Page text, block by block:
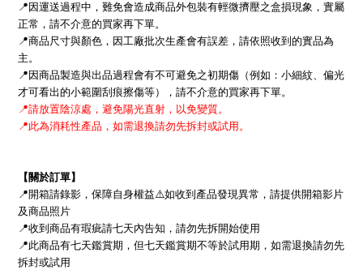
📍 因運送過程中，難免會造成商品外包裝有輕微擠壓之盒損現象，實屬
正常，請不介意的買家再下單。
📍商品尺寸與顏色，因工廠批次生產會有誤差，請依照收到的實品為
主。
📍 因商品製造與出品過程會有不可避免之初期傷（例如：小細紋、偏光
才可看出的小範圍刮痕擦傷等），請不介意的買家再下單。
📍請放置陰涼處，避免陽光直射，以免變質。
📍此為消耗性產品，如需退換請勿先拆封或試用。
【關於訂單】
📍開箱請錄影，保障自身權益⚠如收到產品發現異常，請提供開箱影片
及商品照片
📍收到商品有瑕疵請七天內告知，請勿先拆開始使用
📍此商品有七天鑑賞期，但七天鑑賞期不等於試用期， 如需退換請勿先
拆封或試用